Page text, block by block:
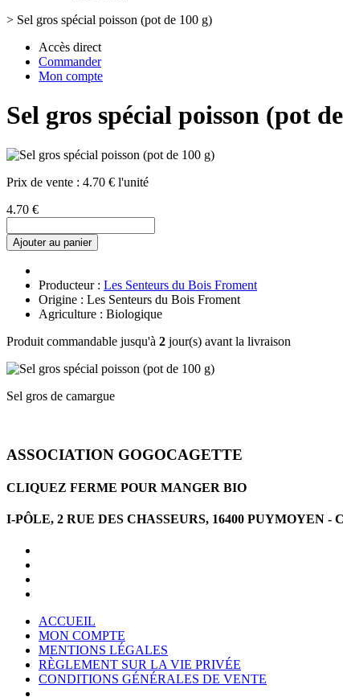
> Sel gros spécial poisson (pot de 100 g)
Accès direct
Commander
Mon compte
Sel gros spécial poisson (pot
Prix de vente : 4.70 € l'unité
4.70 €
Ajouter au panier
Producteur : Les Senteurs du Bois Froment
Origine : Les Senteurs du Bois Froment
Agriculture : Biologique
Produit commandable jusqu'à 2 jour(s) avant la livraison
Sel gros de camargue
ASSOCIATION GOGOCAGETTE
CLIQUEZ FERME POUR MANGER BIO
I-PÔLE, 2 RUE DES CHASSEURS, 16400 PUYMOYEN -
ACCUEIL
MON COMPTE
MENTIONS LÉGALES
RÈGLEMENT SUR LA VIE PRIVÉE
CONDITIONS GÉNÉRALES DE VENTE